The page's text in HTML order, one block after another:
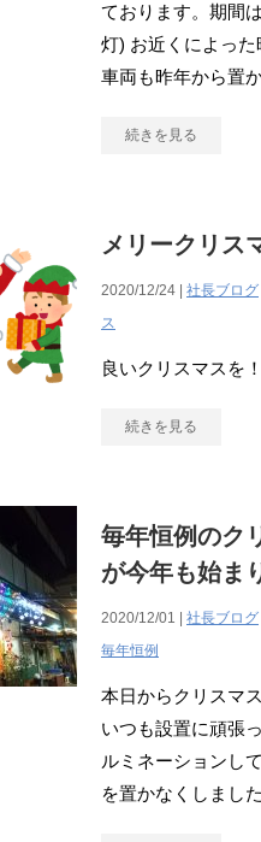
ております。期間
灯) お近くによった
車両も昨年から置
続きを見る
メリークリス
2020/12/24 | 社長ブログ
ス
良いクリスマスを！
続きを見る
毎年恒例のク
が今年も始ま
2020/12/01 | 社長ブログ
毎年恒例
本日からクリスマ
いつも設置に頑張
ルミネーションし
を置かなくしまし